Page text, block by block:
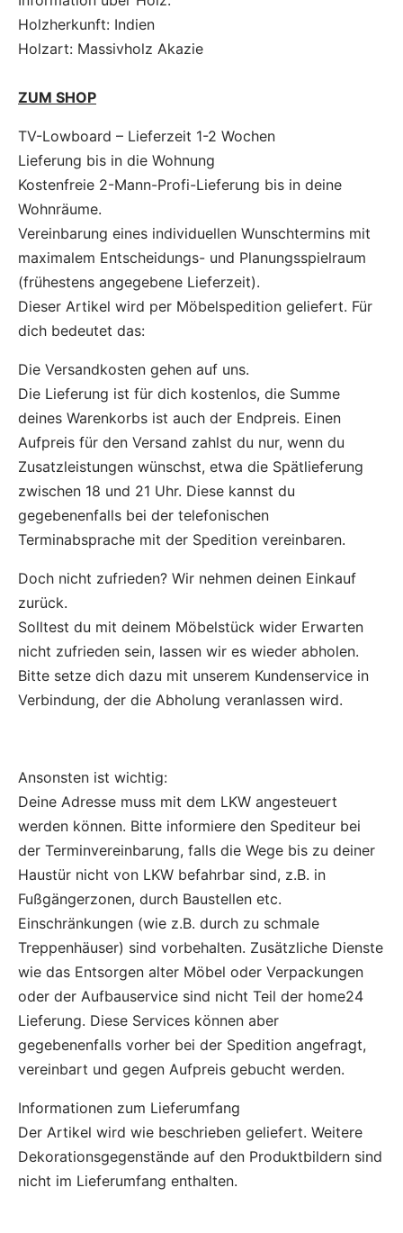
Holzherkunft: Indien
Holzart: Massivholz Akazie
ZUM SHOP
TV-Lowboard – Lieferzeit 1-2 Wochen
Lieferung bis in die Wohnung
Kostenfreie 2-Mann-Profi-Lieferung bis in deine
Wohnräume.
Vereinbarung eines individuellen Wunschtermins mit
maximalem Entscheidungs- und Planungsspielraum
(frühestens angegebene Lieferzeit).
Dieser Artikel wird per Möbelspedition geliefert. Für
dich bedeutet das:
Die Versandkosten gehen auf uns.
Die Lieferung ist für dich kostenlos, die Summe
deines Warenkorbs ist auch der Endpreis. Einen
Aufpreis für den Versand zahlst du nur, wenn du
Zusatzleistungen wünschst, etwa die Spätlieferung
zwischen 18 und 21 Uhr. Diese kannst du
gegebenenfalls bei der telefonischen
Terminabsprache mit der Spedition vereinbaren.
Doch nicht zufrieden? Wir nehmen deinen Einkauf
zurück.
Solltest du mit deinem Möbelstück wider Erwarten
nicht zufrieden sein, lassen wir es wieder abholen.
Bitte setze dich dazu mit unserem Kundenservice in
Verbindung, der die Abholung veranlassen wird.
Ansonsten ist wichtig:
Deine Adresse muss mit dem LKW angesteuert
werden können. Bitte informiere den Spediteur bei
der Terminvereinbarung, falls die Wege bis zu deiner
Haustür nicht von LKW befahrbar sind, z.B. in
Fußgängerzonen, durch Baustellen etc.
Einschränkungen (wie z.B. durch zu schmale
Treppenhäuser) sind vorbehalten. Zusätzliche Dienste
wie das Entsorgen alter Möbel oder Verpackungen
oder der Aufbauservice sind nicht Teil der home24
Lieferung. Diese Services können aber
gegebenenfalls vorher bei der Spedition angefragt,
vereinbart und gegen Aufpreis gebucht werden.
Informationen zum Lieferumfang
Der Artikel wird wie beschrieben geliefert. Weitere
Dekorationsgegenstände auf den Produktbildern sind
nicht im Lieferumfang enthalten.